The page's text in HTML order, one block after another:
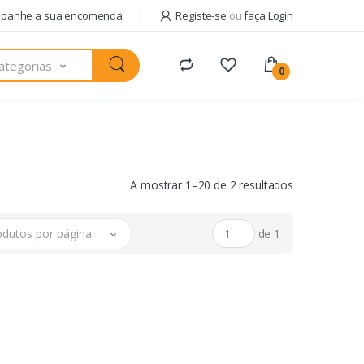
a sua encomenda Registe-se oufaça Login
0
A mostrar 1–20 de 2 resultados
por página de 1